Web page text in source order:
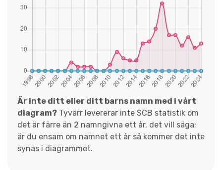
Är inte ditt eller ditt barns namn med i vårt
diagram? Tyvärr levererar inte SCB statistik om
det är färre än 2 namngivna ett år, det vill säga;
är du ensam om namnet ett år så kommer det inte
synas i diagrammet.